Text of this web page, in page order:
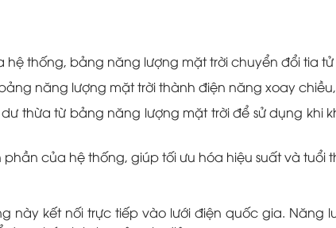
hệ thống, bảng năng lượng mặt trời chuyển đổi tia
năng lượng mặt trời thành điện năng xoay
thừa từ bảng năng lượng mặt trời để sử dụng khi
của hệ thống, giúp tối ưu hóa hiệu suất và tuổi
này kết nối trực tiếp vào lưới điện quốc gia. Năng